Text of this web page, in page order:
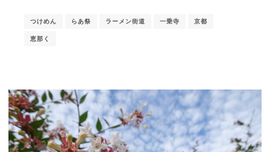
つけめん らあ祭 ラーメン街道 一乗寺 京都
恵那く